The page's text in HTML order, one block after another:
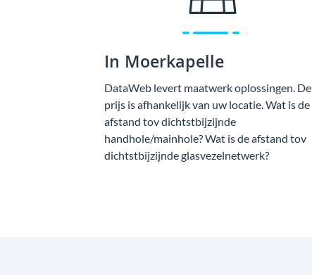
In Moerkapelle
DataWeb levert maatwerk oplossingen. De
prijs is afhankelijk van uw locatie. Wat is de
afstand tov dichtstbijzijnde
handhole/mainhole? Wat is de afstand tov
dichtstbijzijnde glasvezelnetwerk?